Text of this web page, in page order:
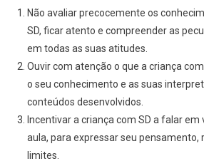
Não avaliar precocemente os
SD, ficar atento e compreender as
em todas as suas atitudes.
Ouvir com atenção o que a criança
o seu conhecimento e as suas
conteúdos desenvolvidos.
Incentivar a criança com SD a falar em
aula, para expressar seu pensamento,
limites.